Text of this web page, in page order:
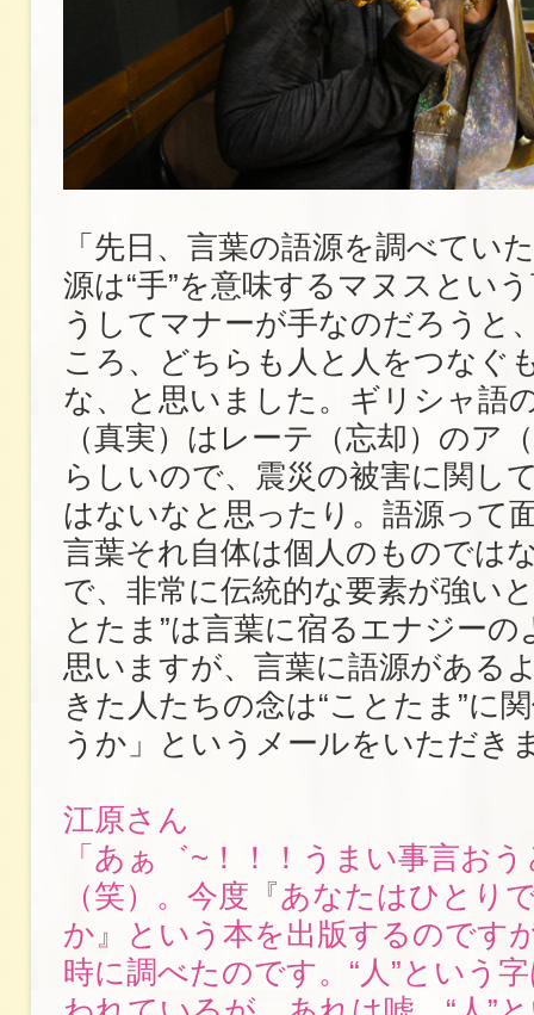
「先日、言葉の語源を調べてい
源は“手”を意味するマヌスとい
うしてマナーが手なのだろうと
ころ、どちらも人と人をつなぐ
な、と思いました。ギリシャ語
（真実）はレーテ（忘却）のア
らしいので、震災の被害に関し
はないなと思ったり。語源って
言葉それ自体は個人のものでは
で、非常に伝統的な要素が強い
とたま”は言葉に宿るエナジー
思いますが、言葉に語源がある
きた人たちの念は“ことたま”に
うか」というメールをいただき
江原さん
「あぁ゛~！！！うまい事言お
（笑）。今度『あなたはひとり
か』という本を出版するのです
時に調べたのです。“人”という